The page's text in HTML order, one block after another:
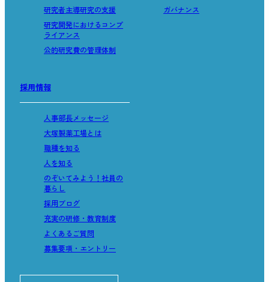
研究者主導研究の支援
研究開発におけるコンプ
ライアンス
公的研究費の管理体制
ガバナンス
採用情報
人事部長メッセージ
大塚製薬工場とは
職種を知る
人を知る
のぞいてみよう！社員の
暮らし
採用ブログ
充実の研修・教育制度
よくあるご質問
募集要項・エントリー